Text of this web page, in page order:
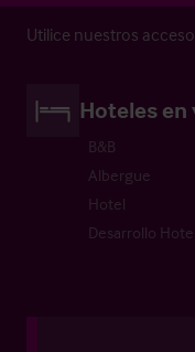
Utilice nuestros
Hoteles en
B&B
Albergue
Hotel
Desarrollo